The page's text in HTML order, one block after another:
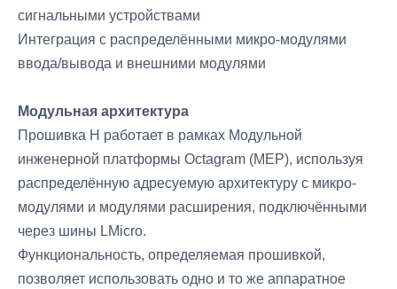
сигнальными устройствами
Интеграция с распределёнными микро-модулями
ввода/вывода и внешними модулями
Модульная архитектура
Прошивка H работает в рамках Модульной
инженерной платформы Octagram (MEP), используя
распределённую адресуемую архитектуру с микро-
модулями и модулями расширения, подключёнными
через шины LMicro.
Функциональность, определяемая прошивкой,
позволяет использовать одно и то же аппаратное